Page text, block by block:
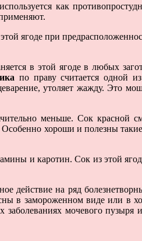
как
ягоде при
в этой ягоде в любых
по праву считается одной
утоляет жажду. Это
меньше. Сок красной
хороши и полезны
и каротин. Сок из этой
действие на ряд
в замороженном виде или
мочевого